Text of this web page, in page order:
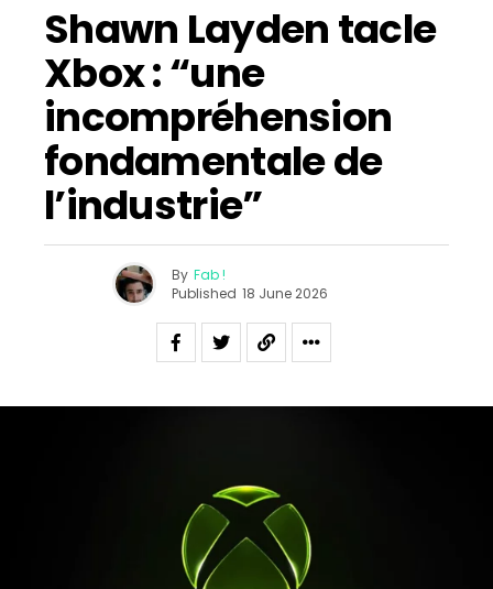
Shawn Layden tacle
Xbox : “une
incompréhension
fondamentale de
l’industrie”
By Fab !
Published 18 June 2026